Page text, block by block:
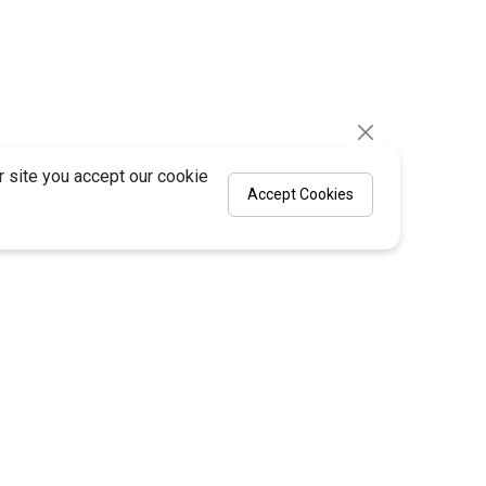
site you accept our cookie
Accept Cookies